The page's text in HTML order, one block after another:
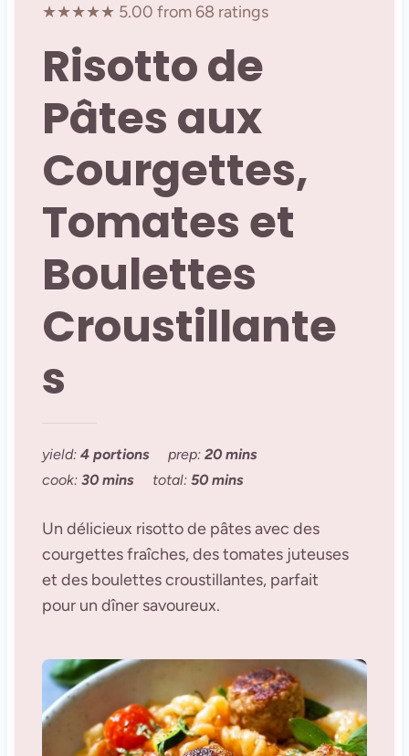
★★★★★ 5.00 from 68 ratings
Risotto de
Pâtes aux
Courgettes,
Tomates et
Boulettes
Croustillante
s
yield: 4 portions prep: 20 mins
cook: 30 mins total: 50 mins
Un délicieux risotto de pâtes avec des
courgettes fraîches, des tomates juteuses
et des boulettes croustillantes, parfait
pour un dîner savoureux.